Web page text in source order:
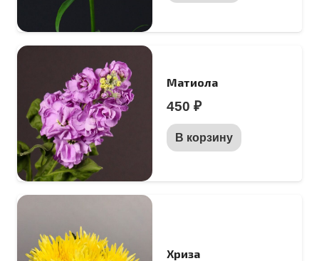
Матиола
450 ₽
В корзину
Хриза